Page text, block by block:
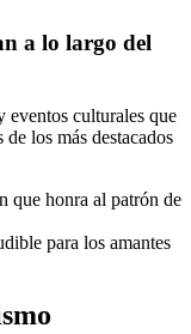
a lo largo del
eventos culturales que
los más destacados
que honra al patrón de
para los amantes